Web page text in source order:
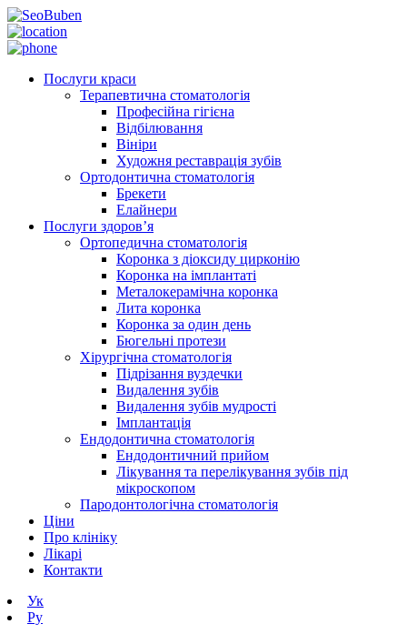
Послуги краси
Терапевтична стоматологія
Професійна гігієна
Відбілювання
Вініри
Художня реставрація зубів
Ортодонтична стоматологія
Брекети
Елайнери
Послуги здоров’я
Ортопедична стоматологія
Коронка з діоксиду цирконію
Коронка на імплантаті
Металокерамічна коронка
Лита коронка
Коронка за один день
Бюгельні протези
Хірургічна стоматологія
Підрізання вуздечки
Видалення зубів
Видалення зубів мудрості
Імплантація
Ендодонтична стоматологія
Ендодонтичний прийом
Лікування та перелікування зубів під
мікроскопом
Пародонтологічна стоматологія
Ціни
Про клініку
Лікарі
Контакти
Ук
Ру